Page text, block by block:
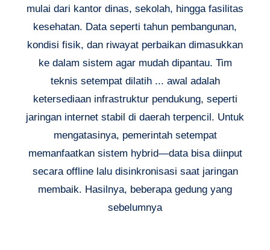
mulai dari kantor dinas, sekolah, hingga fasilitas
kesehatan. Data seperti tahun pembangunan,
kondisi fisik, dan riwayat perbaikan dimasukkan
ke dalam sistem agar mudah dipantau. Tim
teknis setempat dilatih ... awal adalah
ketersediaan infrastruktur pendukung, seperti
jaringan internet stabil di daerah terpencil. Untuk
mengatasinya, pemerintah setempat
memanfaatkan sistem hybrid—data bisa diinput
secara offline lalu disinkronisasi saat jaringan
membaik. Hasilnya, beberapa gedung yang
sebelumnya